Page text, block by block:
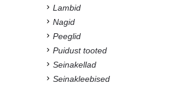
Lambid
Nagid
Peeglid
Puidust tooted
Seinakellad
Seinakleebised